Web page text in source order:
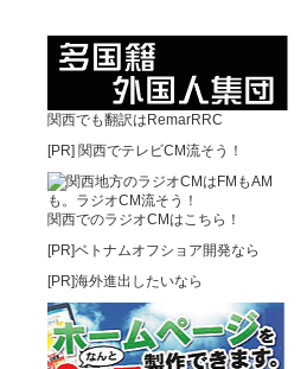
関西でも翻訳はRemarRRC
[PR] 関西でテレビCM流そう！
関西でのラジオCMはこちら！
[PR]ベトナムオフショア開発なら
[PR]海外進出したいなら